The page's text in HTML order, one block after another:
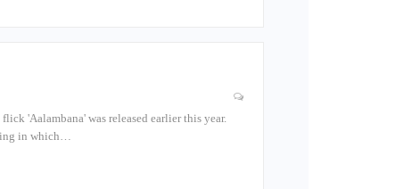
'Aalambana' was released earlier this year.
in which…